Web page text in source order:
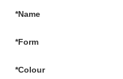
*Name
*Form
*Colour